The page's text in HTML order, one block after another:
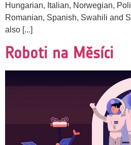
Hungarian, Italian, Norwegian,
Romanian, Spanish, Swahili and
also [...]
Roboti na Měsíci